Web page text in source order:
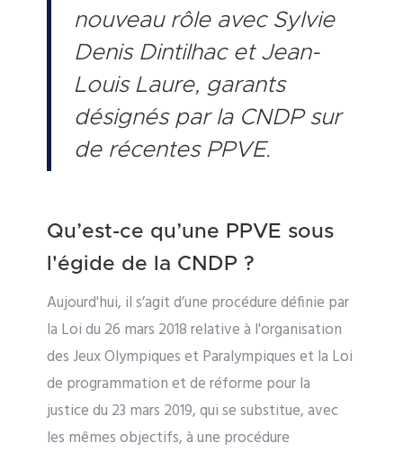
nouveau rôle avec Sylvie
Denis Dintilhac et Jean-
Louis Laure, garants
désignés par la CNDP sur
de récentes PPVE.
Qu’est-ce qu’une PPVE sous
l'égide de la CNDP ?
Aujourd'hui, il s’agit d’une procédure définie par
la Loi du 26 mars 2018 relative à l'organisation
des Jeux Olympiques et Paralympiques et la Loi
de programmation et de réforme pour la
justice du 23 mars 2019, qui se substitue, avec
les mêmes objectifs, à une procédure